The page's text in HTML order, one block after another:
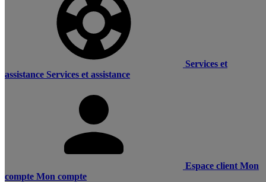
Services et
assistance Services et assistance
Espace client Mon
compte Mon compte